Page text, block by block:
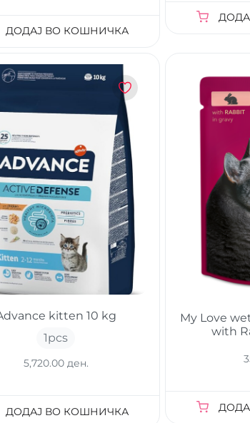
ДОДАЈ ВО КОШНИЧКА
kitten 10 kg
1pcs
5,720.00 ден.
ДОДАЈ ВО КОШНИЧКА
My Love
with